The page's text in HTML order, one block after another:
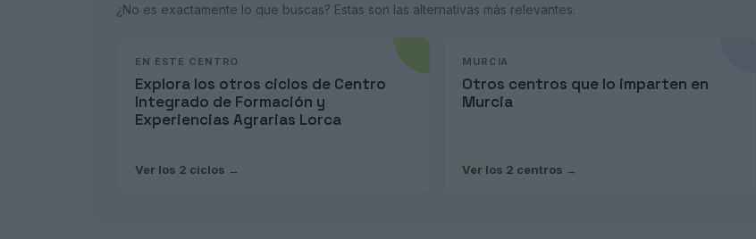
¿No es exactamente lo que buscas? Estas son las alternativas más relevantes.
EN ESTE CENTRO
Explora los otros ciclos de Centro
Integrado de Formación y
Experiencias Agrarias Lorca
Ver los 2 ciclos →
MURCIA
Otros centros que lo imparten en
Murcia
Ver los 2 centros →